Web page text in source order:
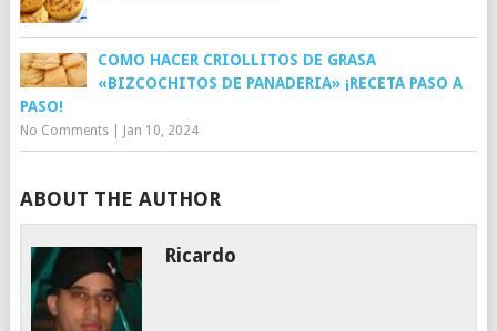
COMO HACER CRIOLLITOS DE GRASA
«BIZCOCHITOS DE PANADERIA» ¡RECETA PASO A
PASO!
No Comments| Jan 10, 2024
ABOUT THE AUTHOR
Ricardo